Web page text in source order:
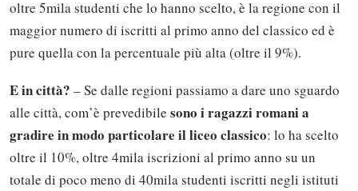
oltre 5mila studenti che lo hanno scelto, è la regione con il
maggior numero di iscritti al primo anno del classico ed è
pure quella con la percentuale più alta (oltre il 9%).
E in città? – Se dalle regioni passiamo a dare uno sguardo
alle città, com’è prevedibile sono i ragazzi romani a
gradire in modo particolare il liceo classico: lo ha scelto
oltre il 10%, oltre 4mila iscrizioni al primo anno su un
totale di poco meno di 40mila studenti iscritti negli istituti